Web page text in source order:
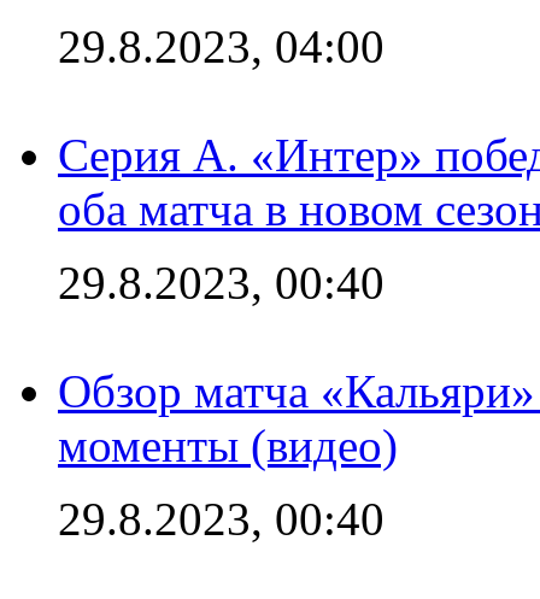
29.8.2023, 04:00
Серия А. «Интер»
оба матча в новом
29.8.2023, 00:40
Обзор матча
моменты (видео)
29.8.2023, 00:40